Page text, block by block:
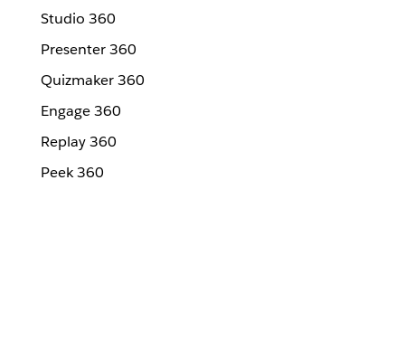
Studio 360
Presenter 360
Quizmaker 360
Engage 360
Replay 360
Peek 360